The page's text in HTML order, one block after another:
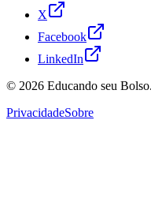
X
Facebook
LinkedIn
© 2026 Educando seu Bolso
PrivacidadeSobre